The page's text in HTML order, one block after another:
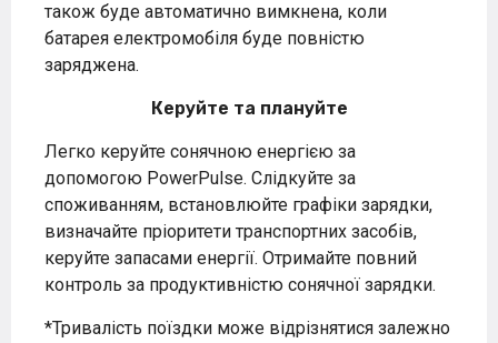
також буде автоматично вимкнена, коли
батарея електромобіля буде повністю
заряджена.
Керуйте та плануйте
Легко керуйте сонячною енергією за
допомогою PowerPulse. Слідкуйте за
споживанням, встановлюйте графіки зарядки,
визначайте пріоритети транспортних засобів,
керуйте запасами енергії. Отримайте повний
контроль за продуктивністю сонячної зарядки.
*Тривалість поїздки може відрізнятися залежно